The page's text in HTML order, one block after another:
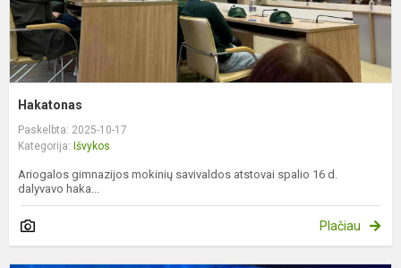
Hakatonas
Paskelbta: 2025-10-17
Kategorija: Išvykos
Ariogalos gimnazijos mokinių savivaldos atstovai spalio 16 d.
dalyvavo haka...
Plačiau